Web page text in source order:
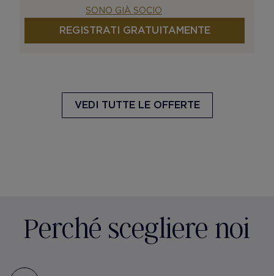
SONO GIÀ SOCIO
REGISTRATI GRATUITAMENTE
VEDI TUTTE LE OFFERTE
Perché scegliere noi